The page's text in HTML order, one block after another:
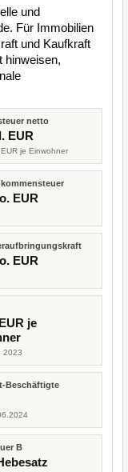
und
Für Immobilien
und Kaufkraft
hinweisen,
netto
EUR
je Einwohner
EUR
EUR
je
2023
Beschäftigte
B